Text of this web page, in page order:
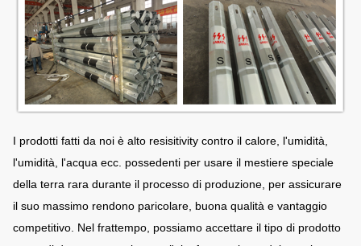
I prodotti fatti da noi è alto resisitivity contro il calore, l'umidità,
l'umidità, l'acqua ecc. possedenti per usare il mestiere speciale
della terra rara durante il processo di produzione, per assicurare
il suo massimo rendono paricolare, buona qualità e vantaggio
competitivo. Nel frattempo, possiamo accettare il tipo di prodotto